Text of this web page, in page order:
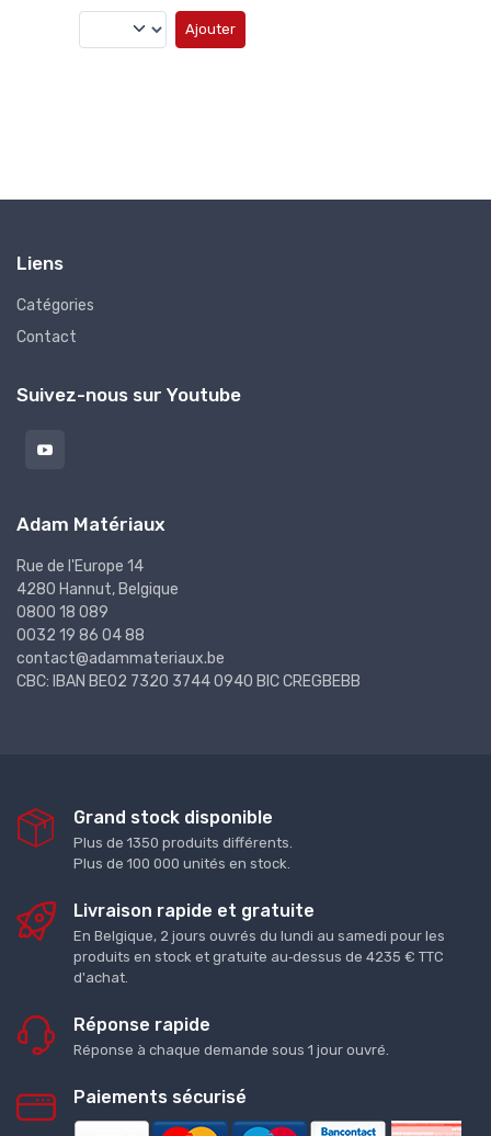
Ajouter
Liens
Catégories
Contact
Suivez-nous sur Youtube
Adam Matériaux
Rue de l'Europe 14
4280 Hannut, Belgique
0800 18 089
0032 19 86 04 88
contact@adammateriaux.be
CBC: IBAN BE02 7320 3744 0940 BIC CREGBEBB
Grand stock disponible
Plus de 1350 produits différents.
Plus de 100 000 unités en stock.
Livraison rapide et gratuite
En Belgique, 2 jours ouvrés du lundi au samedi pour les
produits en stock et gratuite au‑dessus de 4235 € TTC
d'achat.
Réponse rapide
Réponse à chaque demande sous 1 jour ouvré.
Paiements sécurisé